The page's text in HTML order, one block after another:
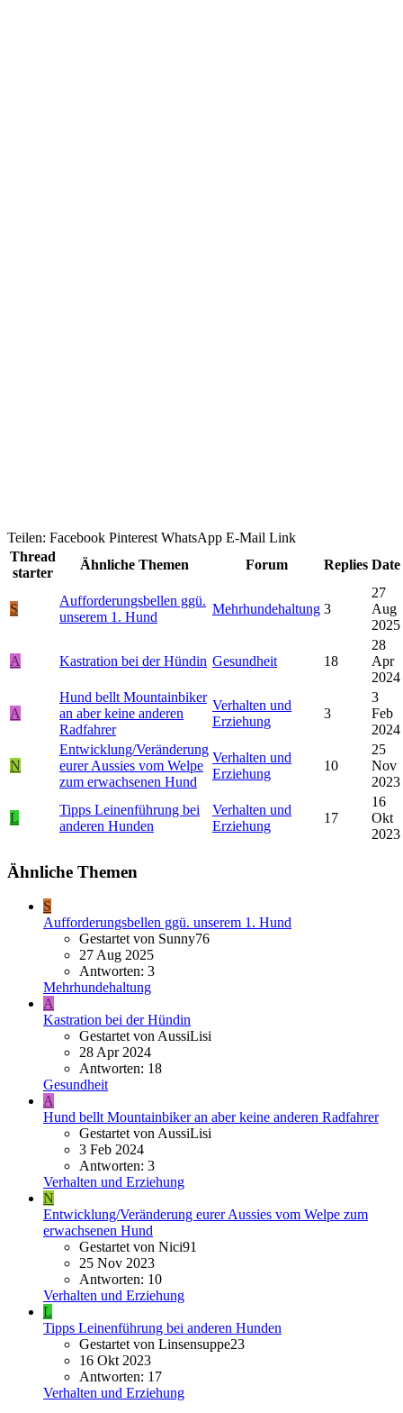
Teilen: Facebook Pinterest WhatsApp E-Mail Link
Thread
starter
Ähnliche Themen Forum Replies Date
S
Aufforderungsbellen ggü.
unserem 1. Hund
Mehrhundehaltung 3
27
Aug
2025
A Kastration bei der Hündin Gesundheit 18
28
Apr
2024
A
Hund bellt Mountainbiker
an aber keine anderen
Radfahrer
Verhalten und
Erziehung
3
3
Feb
2024
N
Entwicklung/Veränderung
eurer Aussies vom Welpe
zum erwachsenen Hund
Verhalten und
Erziehung
10
25
Nov
2023
L
Tipps Leinenführung bei
anderen Hunden
Verhalten und
Erziehung
17
16
Okt
2023
Ähnliche Themen
S
Aufforderungsbellen ggü. unserem 1. Hund
Gestartet von Sunny76
27 Aug 2025
Antworten: 3
Mehrhundehaltung
A
Kastration bei der Hündin
Gestartet von AussiLisi
28 Apr 2024
Antworten: 18
Gesundheit
A
Hund bellt Mountainbiker an aber keine anderen Radfahrer
Gestartet von AussiLisi
3 Feb 2024
Antworten: 3
Verhalten und Erziehung
N
Entwicklung/Veränderung eurer Aussies vom Welpe zum
erwachsenen Hund
Gestartet von Nici91
25 Nov 2023
Antworten: 10
Verhalten und Erziehung
L
Tipps Leinenführung bei anderen Hunden
Gestartet von Linsensuppe23
16 Okt 2023
Antworten: 17
Verhalten und Erziehung